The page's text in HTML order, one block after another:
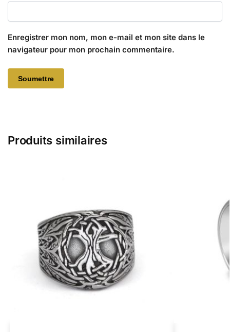
Enregistrer mon nom, mon e-mail et mon site dans le
navigateur pour mon prochain commentaire.
Produits similaires